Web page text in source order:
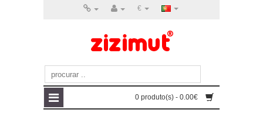
€
0 produto(s) - 0.00€